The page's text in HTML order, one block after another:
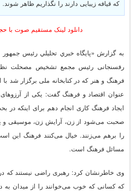
که قیافه زیبایی دارند را نگذاریم ظاهر شوند.
دانلود لینک مستقیم صوت با حجم 1.5
به گزارش «پايگاه خبري تحليلي رئيس
رفسنجانی رئیس مجمع تشخیص مصحلت
فرهنگ و هنر که در کتابخانه ملی برگزار شد با
عنوان اقتصاد و فرهنگ گفت: یکی از
ایجاد فرهنگ کاری انجام دهم برای اینکه
صحبت می‌شود از زن، آرایش زن، موسیقی و
را برهم می‌زنند. خیال می‌کنند فرهنگ این
مسائل فرهنگ است.
وی خاطرنشان کرد: رهبری راضی نیستند که
که کسانی که خوب می‌خوانند را از میدان به